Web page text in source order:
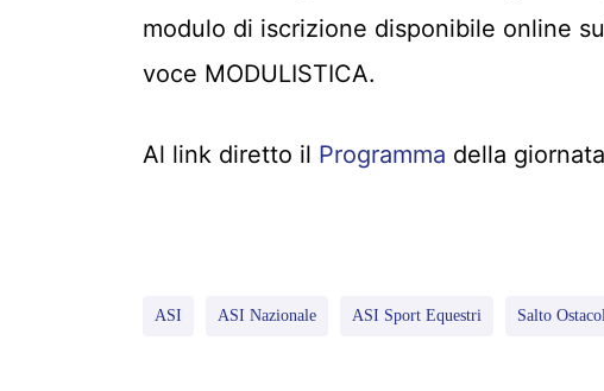
modulo di iscrizione disponibile online
voce MODULISTICA.
Al link diretto il Programma della
ASI ASI Nazionale ASI Sport Equestri Salto